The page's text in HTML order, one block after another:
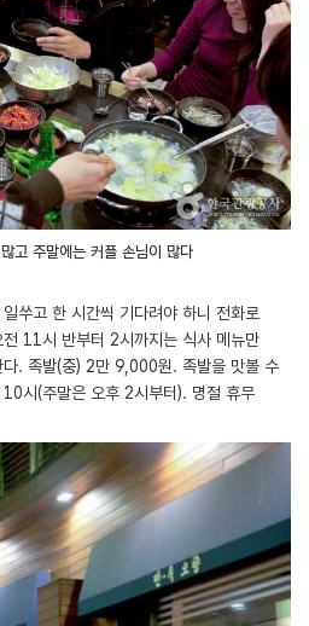
고 주말에는 커플 손님이 많다
쑤고 한 시간씩 기다려야 하니 전화로
11시 반부터 2시까지는 식사 메뉴만
다. 족발(중) 2만 9,000원. 족발을 맛볼 수
시(주말은 오후 2시부터). 명절 휴무